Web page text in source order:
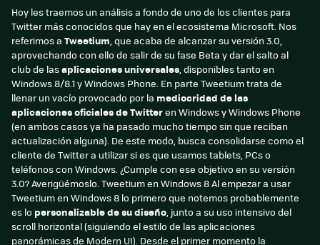
Hoy les traemos un análisis a fondo de uno de los clientes para
Twitter más conocidos que hay en el ecosistema Microsoft. Nos
referimos a Tweetium, que acaba de alcanzar su versión 3.0,
aprovechando con ello de salir de su fase Beta y dar el salto al
club de lasaplicaciones universales, disponibles tanto en
Windows 8/8.1 y Windows Phone. En parte Tweetium trata de
llenar un vacío provocado por la mediocridad de las
aplicaciones oficiales de Twitteren Windows y Windows Phone
(en ambos casos ya ha pasado mucho tiempo sin que reciban
actualización alguna). De este modo, busca consolidarse como el
cliente de Twitter a utilizar si es que usamos tablets, PCs o
teléfonos con Windows. ¿Cumple con ese objetivo en su versión
3.0? Averigüémoslo. Tweetium en Windows 8 Al empezar a usar
Tweetium en Windows 8 lo primero que notemos probablemente
es lo personalizable de su diseño, junto a su uso intensivo del
scroll horizontal (siguiendo el estilo de las aplicaciones
panorámicas de Modern UI). Desde el primer momento la